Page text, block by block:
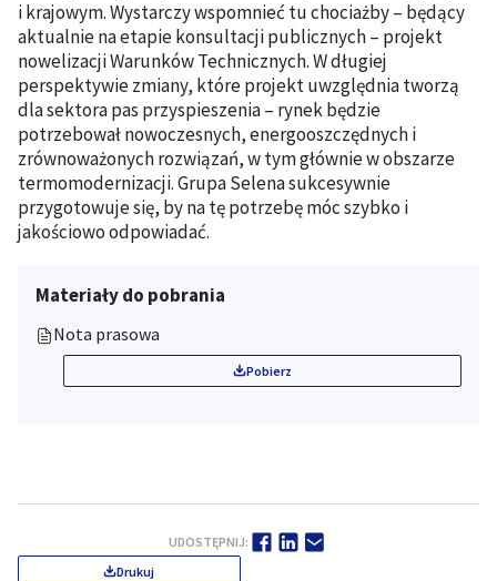
i krajowym. Wystarczy wspomnieć tu chociażby – będący
aktualnie na etapie konsultacji publicznych – projekt
nowelizacji Warunków Technicznych. W długiej
perspektywie zmiany, które projekt uwzględnia tworzą
dla sektora pas przyspieszenia – rynek będzie
potrzebował nowoczesnych, energooszczędnych i
zrównoważonych rozwiązań, w tym głównie w obszarze
termomodernizacji. Grupa Selena sukcesywnie
przygotowuje się, by na tę potrzebę móc szybko i
jakościowo odpowiadać.
Materiały do pobrania
Nota prasowa
Pobierz
UDOSTĘPNIJ:
Drukuj